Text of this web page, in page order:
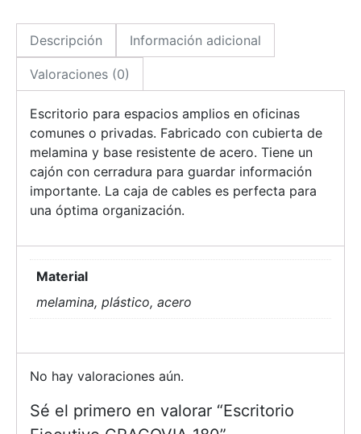
Descripción Información adicional
Valoraciones (0)
Escritorio para espacios amplios en oficinas
comunes o privadas. Fabricado con cubierta de
melamina y base resistente de acero. Tiene un
cajón con cerradura para guardar información
importante. La caja de cables es perfecta para
una óptima organización.
Material
melamina, plástico, acero
No hay valoraciones aún.
Sé el primero en valorar “Escritorio